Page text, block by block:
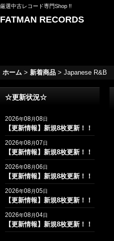
厳選中古レコード専門Shop !!
FATMAN RECORDS
ホーム > 新着商品 > Japanese R&B
☆更新状況☆
2026年08月08日
【更新情報】新規8枚更新！！
2026年08月07日
【更新情報】新規8枚更新！！
2026年08月06日
【更新情報】新規8枚更新！！
2026年08月05日
【更新情報】新規8枚更新！！
2026年08月04日
【更新情報】新規8枚更新！！